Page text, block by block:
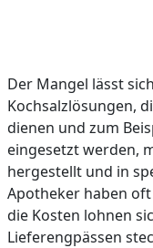
Der Mangel lässt
Kochsalzlösungen,
dienen und zum
eingesetzt werden,
hergestellt und in
Apotheker haben
die Kosten lohnen
Lieferengpässen